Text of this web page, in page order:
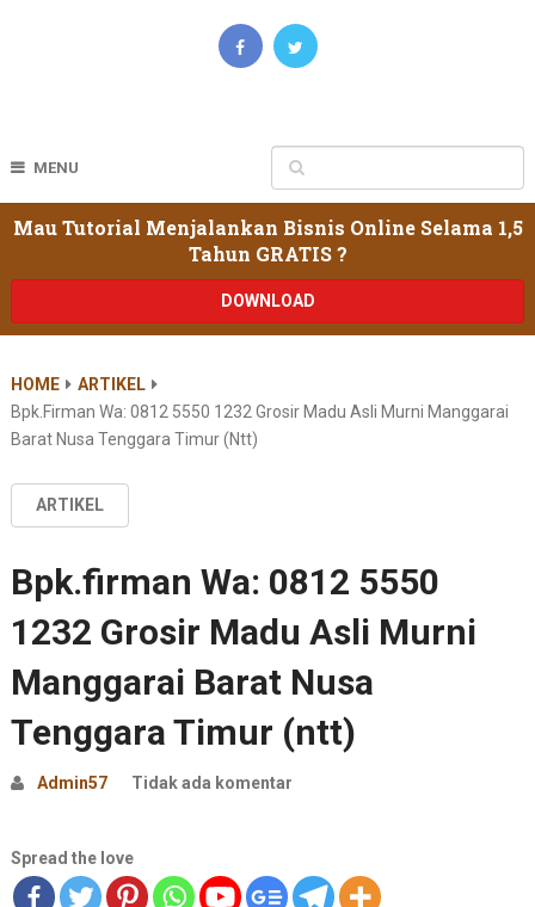
MENU
Mau Tutorial Menjalankan Bisnis Online Selama 1,5
Tahun GRATIS ?
DOWNLOAD
HOME
ARTIKEL
Bpk.firman Wa: 0812 5550 1232 Grosir Madu Asli Murni Manggarai
Barat Nusa Tenggara Timur (ntt)
ARTIKEL
Bpk.firman Wa: 0812 5550
1232 Grosir Madu Asli Murni
Manggarai Barat Nusa
Tenggara Timur (ntt)
Admin57 Tidak ada komentar
Spread the love